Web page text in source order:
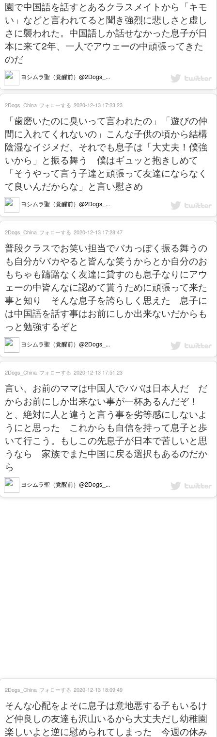
園で中国語を話すとあるクラスメイトから「キモ
い」などと言われてると聞き強烈に悲しさと虚し
さに襲われた。中国語しか話せなかった息子が日
本に来て2年、一人でアウェーの中頑張ってきた
のだ
ヨシムラ聖（覚醒前）@2Dogs_...
「歯磨いたのに臭いって言われたの」「遊びの仲
間に入れてくれないの」こんな子供の頃から結構
陰湿なイジメだ、それでも息子は「大丈夫！僕強
いから」と振る舞う 僕はギュッと抱きしめて
「そうやって言う子達と頑張って友達にならなく
て良いんだからな」と言い慰さめ
ヨシムラ聖（覚醒前）@2Dogs_...
2Dogs_China フォローする 2020-12-13 17:23:23
普段クラスでお笑い担当でバカっぽく振る舞うの
も自分がバカやると皆んな笑うからとか自分のお
もちゃも躊躇なく友達に貸すのも息子なりにアウ
ェーの中皆んなに認めて貰うために頑張って来た
事と知り そんな息子を誇らしく思えた 息子に
は中国語を話す事はお前にしか出来ないだからも
っと勉強するぞと
ヨシムラ聖（覚醒前）@2Dogs_...
2Dogs_China フォローする 2020-12-13 17:28:47
言い、お前のママは中国人でパパは日本人だ だ
からお前にしか出来ない事が一杯あるんだぞ！
と、絶対に人と違うと言う事を劣等感にしないよ
うにと思った これからも自信を持って息子と歩
いて行こう。もしこの先息子が日本で苦しいと思
うなら 家族でまた中国に戻る選択もあるのだか
ら
ヨシムラ聖（覚醒前）@2Dogs_...
2Dogs_China フォローする 2020-12-13 17:51:23
そんな心配をよそに息子は意地悪する子もいるけ
ど仲良しの友達も沢山いるから大丈夫だし幼稚園
楽しいよと逆に慰められてしまった 今週の休み
2Dogs_China フォローする 2020-12-13 18:09:49